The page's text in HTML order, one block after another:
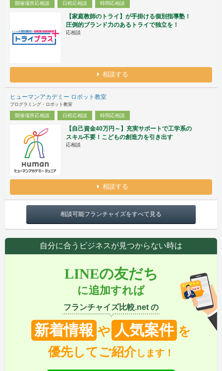
開催場所応相談 日程応相談 時間応相談
【家庭教師のトライ】が手掛ける個別指導塾！
圧倒的ブランド力のあるトライで独立を！
応相談
相談する
ヒューマンアカデミー ロボット教室
プログラミング・ロボット教室
開催場所応相談 日程応相談 時間応相談
【自己資金40万円～】充実サポートで工学系の
スキル不要！こどもの創造力を引き出す
応相談
相談する
相談可能フランチャイズをすべて見る
自分に合うビジネスが見つからない時は
LINEの友だち
に追加すれば
フランチャイズ比較.net の
新着情報 や 人気案件 を
優先してご紹介します！